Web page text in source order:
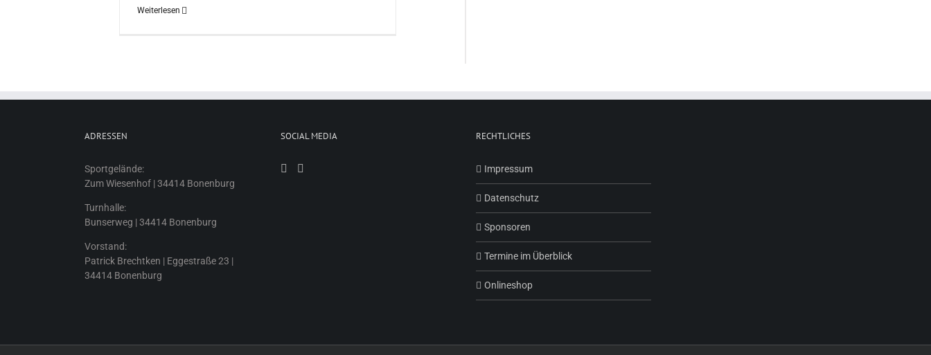
Weiterlesen
ADRESSEN
Sportgelände:
Zum Wiesenhof | 34414 Bonenburg
Turnhalle:
Bunserweg | 34414 Bonenburg
Vorstand:
Patrick Brechtken | Eggestraße 23 |
34414 Bonenburg
SOCIAL MEDIA RECHTLICHES
Impressum
Datenschutz
Sponsoren
Termine im Überblick
Onlineshop